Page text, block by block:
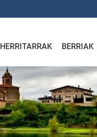
HERRITARRAK BERRIAK